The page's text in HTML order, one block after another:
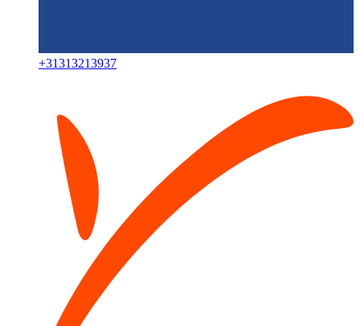
+31313213937